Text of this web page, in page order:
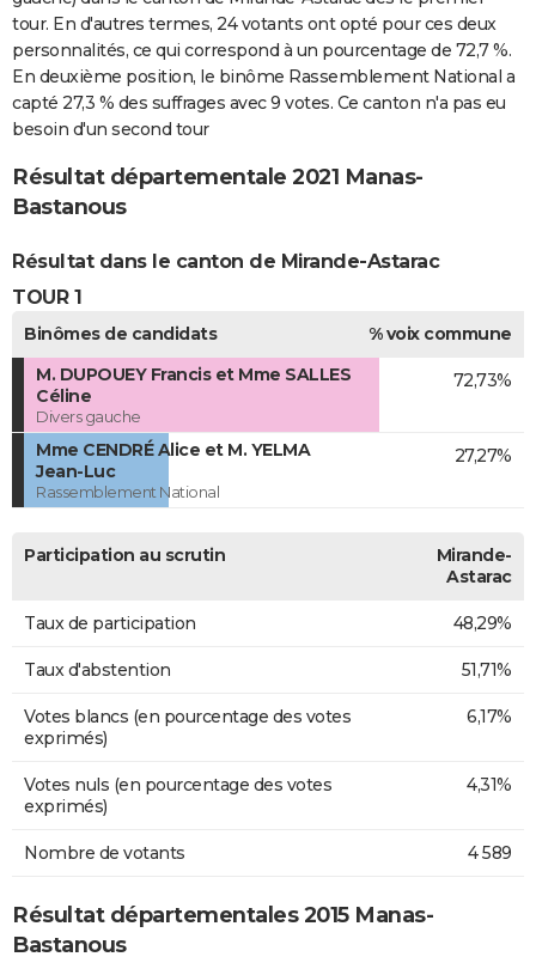
tour. En d'autres termes, 24 votants ont opté pour ces deux
personnalités, ce qui correspond à un pourcentage de 72,7 %.
En deuxième position, le binôme Rassemblement National a
capté 27,3 % des suffrages avec 9 votes. Ce canton n'a pas eu
besoin d'un second tour
Résultat départementale 2021 Manas-
Bastanous
Résultat dans le canton de Mirande-Astarac
TOUR 1
Binômes de candidats
% voix commune
M. DUPOUEY Francis et Mme SALLES
Céline
Divers gauche
72,73%
Mme CENDRÉ Alice et M. YELMA
Jean-Luc
Rassemblement National
27,27%
Participation au scrutin
Mirande-
Astarac
Taux de participation 48,29%
Taux d'abstention 51,71%
Votes blancs (en pourcentage des votes
exprimés)
6,17%
Votes nuls (en pourcentage des votes
exprimés)
4,31%
Nombre de votants 4 589
Résultat départementales 2015 Manas-
Bastanous